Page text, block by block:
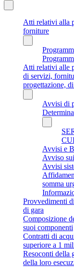
Atti relativi alla
forniture
Atti relativi alle
di servizi,
progettazione,
Avvisi di
Avvisi e
Avviso
Avvisi
somma
Provvedimenti
di gara
Composizione
suoi componenti
Contratti di
superiore a 1
Resoconti della
della loro